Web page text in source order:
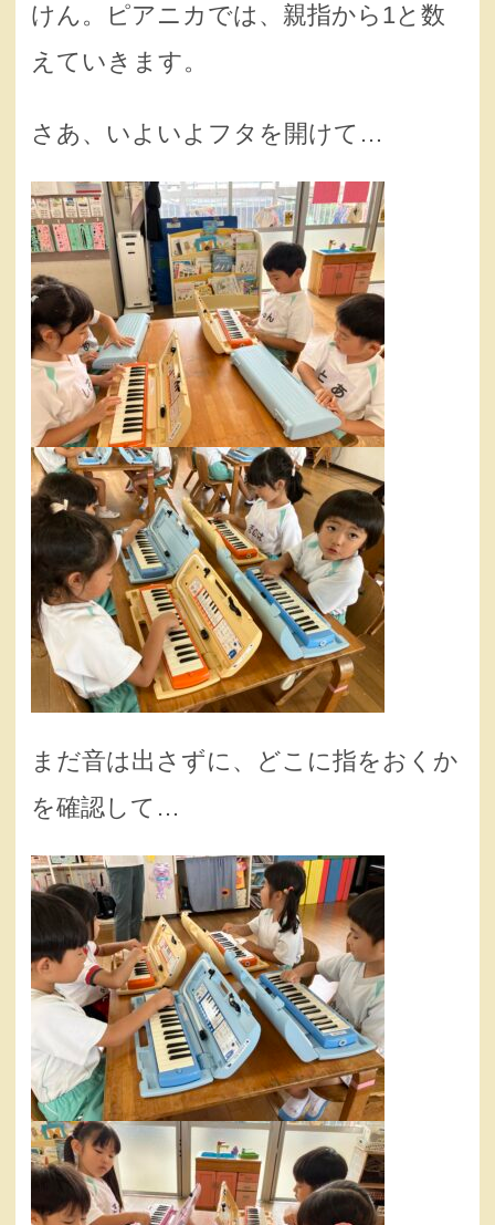
けん。ピアニカでは、親指から1と数
えていきます。
さあ、いよいよフタを開けて…
まだ音は出さずに、どこに指をおくか
を確認して…